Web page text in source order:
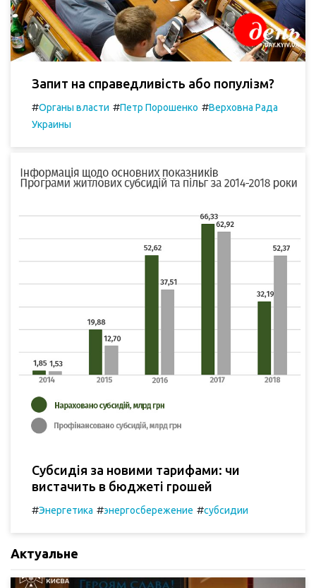
Запит на справедливість або популізм?
#Органы власти #Петр Порошенко #Верховна Рада
Украины
Субсидія за новими тарифами: чи
вистачить в бюджеті грошей
#Энергетика #энергосбережение #субсидии
Актуальне